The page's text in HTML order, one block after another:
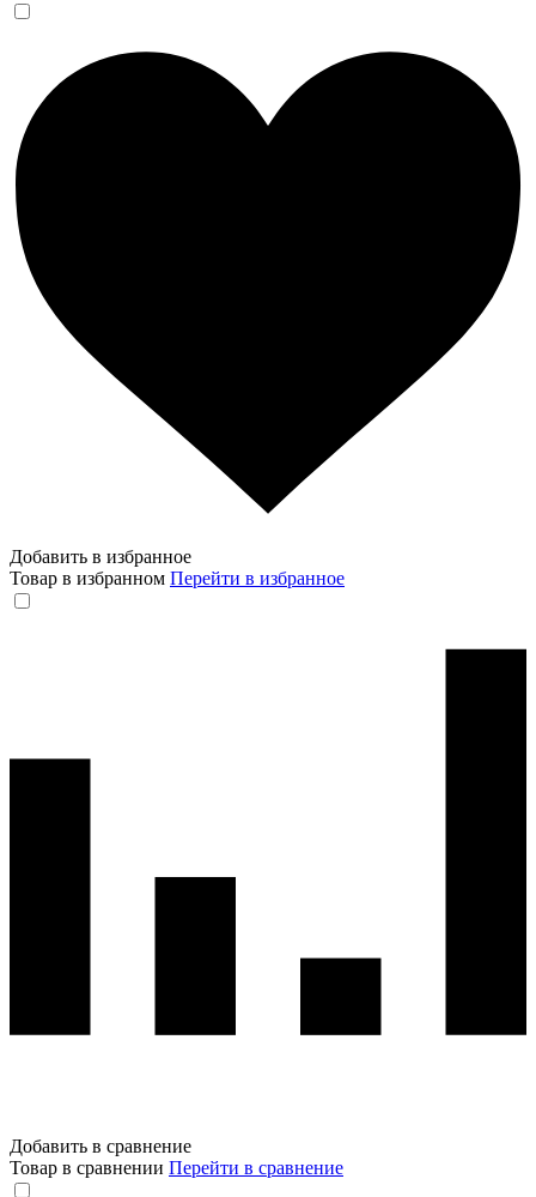
Добавить в избранное
Товар в избранном Перейти в избранное
Добавить в сравнение
Товар в сравнении Перейти в сравнение